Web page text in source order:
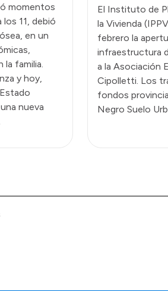
momentos
11, debió
en un
la familia.
y hoy,
nueva
El Instituto de
la Vivienda
febrero la
infraestructura
a la Asociación
Cipolletti. Los
fondos
Negro Suelo